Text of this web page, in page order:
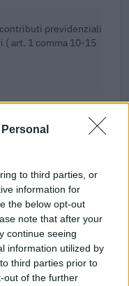
to third parties, or
information for
the below opt-out
note that after your
continue seeing
information utilized by
third parties prior to
out of the further
previdenziali
( art. 1 comma 10-15
previdenziali
art. 1 comma 10-15
previdenziali
a tempo